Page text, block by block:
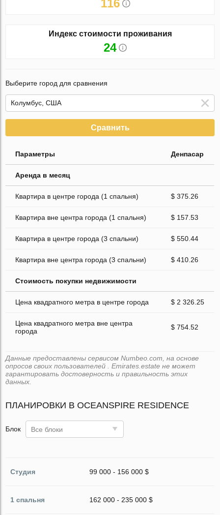
116
Индекс стоимости проживания
24
Выберите город для сравнения
Сравнить
Параметры Денпасар
Аренда в месяц
Квартира в центре города (1 спальня) $ 375.26
Квартира вне центра города (1 спальня) $ 157.53
Квартира в центре города (3 спальни) $ 550.44
Квартира вне центра города (3 спальни) $ 410.26
Стоимость покупки недвижимости
Цена квадратного метра в центре города $ 2 326.25
Цена квадратного метра вне центра
города
$ 754.52
Данные предоставлены сервисом Numbeo.com, на основе
опросов своих пользователей . Emirates.estate не может
гарантировать достоверность и правильность этих
данных.
ПЛАНИРОВКИ В OCEANSPIRE RESIDENCE
Блок Все блоки
Студия 99 000 - 156 000 $
1 спальня 162 000 - 235 000 $